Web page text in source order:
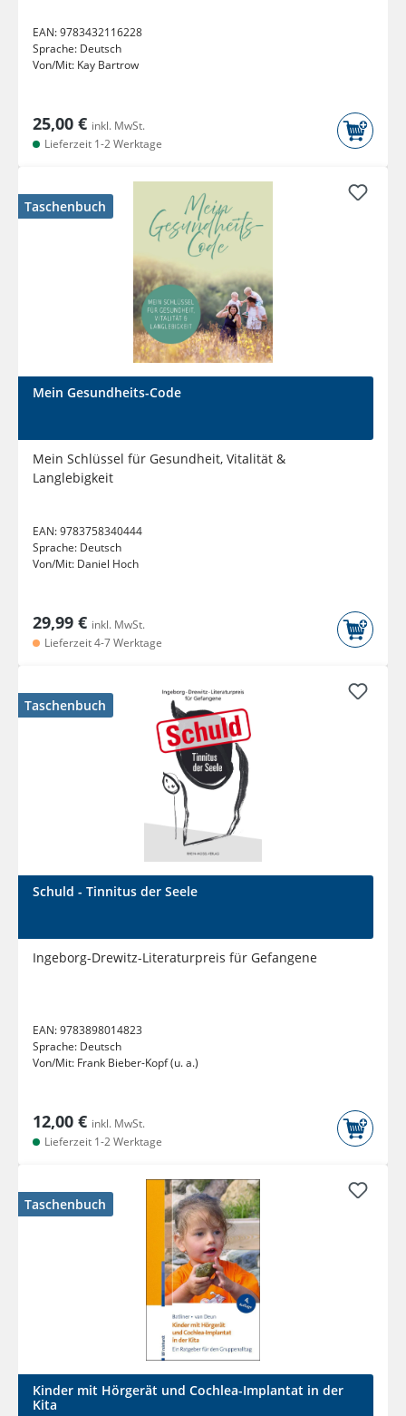
EAN:9783432116228
Sprache: Deutsch
Von/Mit: Kay Bartrow
25,00 € inkl. MwSt.
Lieferzeit 1-2 Werktage
Taschenbuch
Mein Gesundheits-Code
Mein Schlüssel für Gesundheit, Vitalität &
Langlebigkeit
EAN:9783758340444
Sprache: Deutsch
Von/Mit: Daniel Hoch
29,99 € inkl. MwSt.
Lieferzeit 4-7 Werktage
Taschenbuch
Schuld - Tinnitus der Seele
Ingeborg-Drewitz-Literaturpreis für Gefangene
EAN:9783898014823
Sprache: Deutsch
Von/Mit: Frank Bieber-Kopf (u. a.)
12,00 € inkl. MwSt.
Lieferzeit 1-2 Werktage
Taschenbuch
Kinder mit Hörgerät und Cochlea-Implantat in der
Kita